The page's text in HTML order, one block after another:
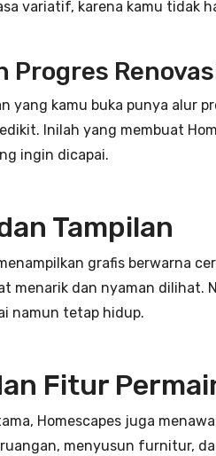
variatif, karena kamu tidak
Progres
yang kamu buka punya alur
Inilah yang membuat
ingin dicapai.
Tampilan
grafis berwarna
menarik dan nyaman dilihat.
namun tetap hidup.
Fitur
Homescapes juga
menyusun furnitur,